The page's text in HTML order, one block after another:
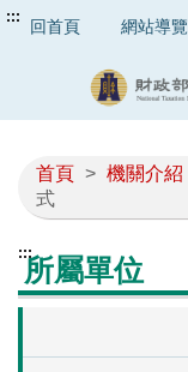
::: 回首頁 網站導覽
首頁 > 機關介紹
式
:::所屬單位